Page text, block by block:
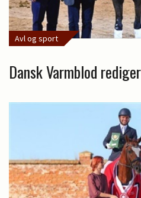
Avl og sport
Dansk Varmblod